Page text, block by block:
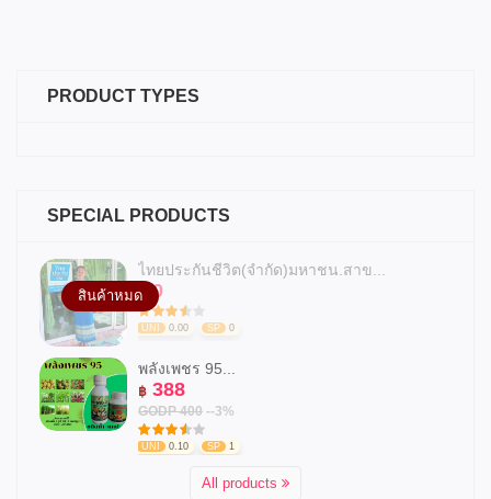
PRODUCT TYPES
SPECIAL PRODUCTS
สินค้าหมด
ไทยประกันชีวิต(จำกัด)มหาชน.สาข...
฿ 0
UNI 0.00 SP 0
พลังเพชร 95...
฿ 388
GODP 400 --3%
UNI 0.10 SP 1
All products